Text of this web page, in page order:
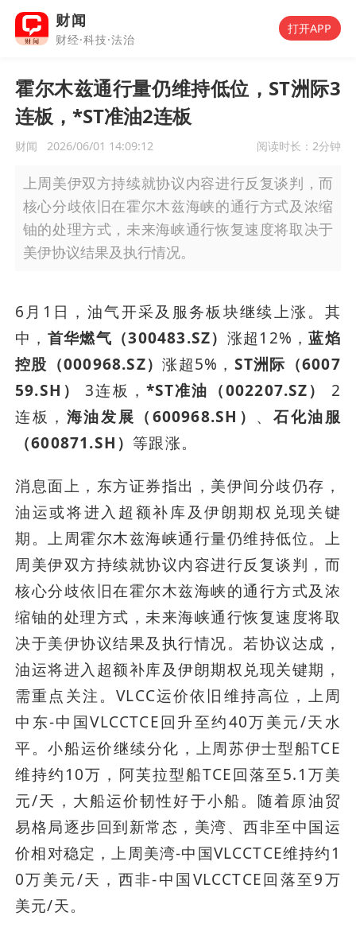
财闻
财经·科技·法治
打开APP
霍尔木兹通行量仍维持低位，ST洲际3
连板，*ST准油2连板
财闻 2026/06/01 14:09:12 阅读时长： 2分钟
上周美伊双方持续就协议内容进行反复谈判，而
核心分歧依旧在霍尔木兹海峡的通行方式及浓缩
铀的处理方式，未来海峡通行恢复速度将取决于
美伊协议结果及执行情况。
6月1日，油气开采及服务板块继续上涨。其
中， 首华燃气（300483.SZ） 涨超12%，蓝焰
控股（000968.SZ）涨超5%， ST洲际（6007
59.SH）
3连板， *ST准油（002207.SZ）
2
连板， 海油发展（600968.SH） 、 石化油服
（600871.SH）等跟涨。
消息面上，东方证券指出，美伊间分歧仍存，
油运或将进入超额补库及伊朗期权兑现关键
期。上周霍尔木兹海峡通行量仍维持低位。上
周美伊双方持续就协议内容进行反复谈判，而
核心分歧依旧在霍尔木兹海峡的通行方式及浓
缩铀的处理方式，未来海峡通行恢复速度将取
决于美伊协议结果及执行情况。若协议达成，
油运将进入超额补库及伊朗期权兑现关键期，
需重点关注。VLCC运价依旧维持高位，上周
中东-中国VLCCTCE回升至约40万美元/天水
平。小船运价继续分化，上周苏伊士型船TCE
维持约10万，阿芙拉型船TCE回落至5.1万美
元/天，大船运价韧性好于小船。随着原油贸
易格局逐步回到新常态，美湾、西非至中国运
价相对稳定，上周美湾-中国VLCCTCE维持约1
0万美元/天，西非-中国VLCCTCE回落至9万
美元/天。